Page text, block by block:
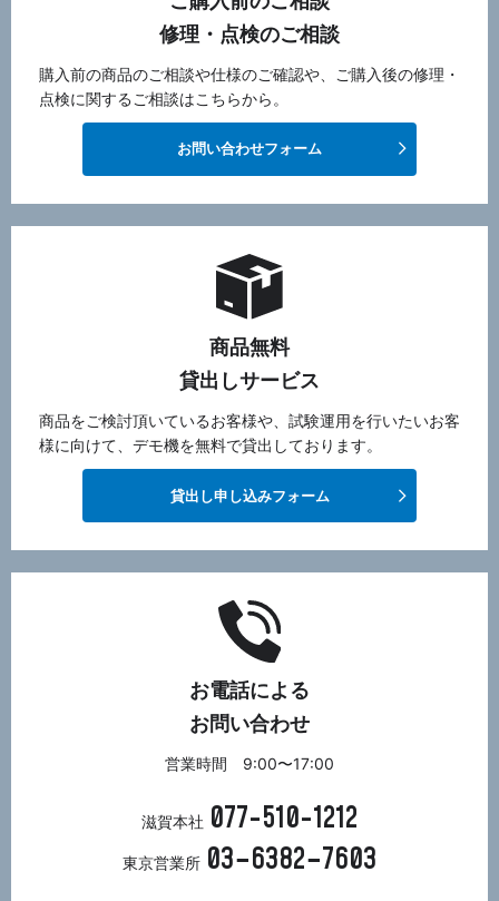
修理・点検のご相談
購入前の商品のご相談や仕様のご確認や、ご購入後の修理・
点検に関するご相談はこちらから。
お問い合わせフォーム
商品無料
貸出しサービス
商品をご検討頂いているお客様や、試験運用を行いたいお客
様に向けて、デモ機を無料で貸出しております。
貸出し申し込みフォーム
お電話による
お問い合わせ
営業時間 9:00〜17:00
滋賀本社 077-510-1212
東京営業所 03−6382−7603